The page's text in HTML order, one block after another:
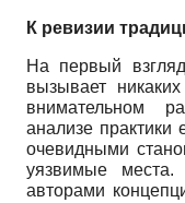
К ревизии
На первый
вызывает
внимательном
анализе практики
очевидными
уязвимые места.
авторами